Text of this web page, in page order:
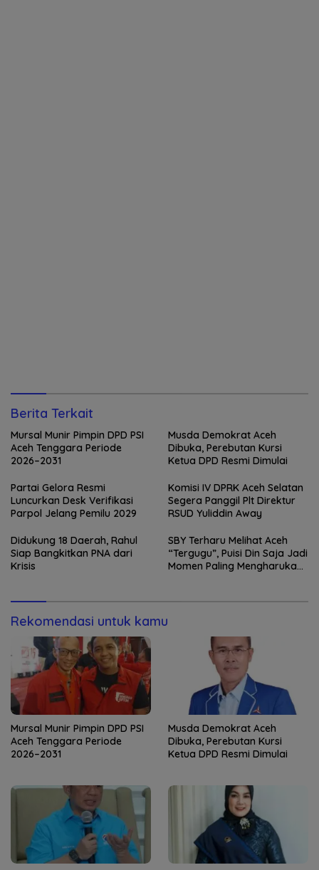
Berita Terkait
Mursal Munir Pimpin DPD PSI
Aceh Tenggara Periode
2026–2031
Musda Demokrat Aceh
Dibuka, Perebutan Kursi
Ketua DPD Resmi Dimulai
Partai Gelora Resmi
Luncurkan Desk Verifikasi
Parpol Jelang Pemilu 2029
Komisi IV DPRK Aceh Selatan
Segera Panggil Plt Direktur
RSUD Yuliddin Away
Didukung 18 Daerah, Rahul
Siap Bangkitkan PNA dari
Krisis
SBY Terharu Melihat Aceh
“Tergugu”, Puisi Din Saja Jadi
Momen Paling Mengharukan
Rekomendasi untuk kamu
Mursal Munir Pimpin DPD PSI
Aceh Tenggara Periode
2026–2031
Musda Demokrat Aceh
Dibuka, Perebutan Kursi
Ketua DPD Resmi Dimulai